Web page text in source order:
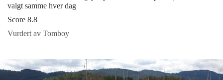
valgt samme hver dag
Score 8.8
Vurdert av Tomboy